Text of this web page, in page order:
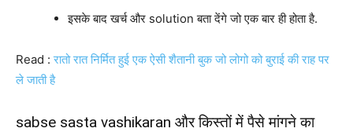
इसके बाद खर्च और solution बता देंगे जो एक बार ही होता है.
Read :रातो रात निर्मित हुई एक ऐसी शैतानी बुक जो लोगो को बुराई की राह पर
ले जाती है
sabse sasta vashikaran और किस्तों में पैसे मांगने का